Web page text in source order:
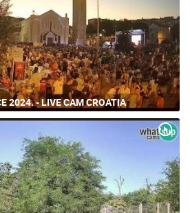
2024. - LIVE CAM CROATIA